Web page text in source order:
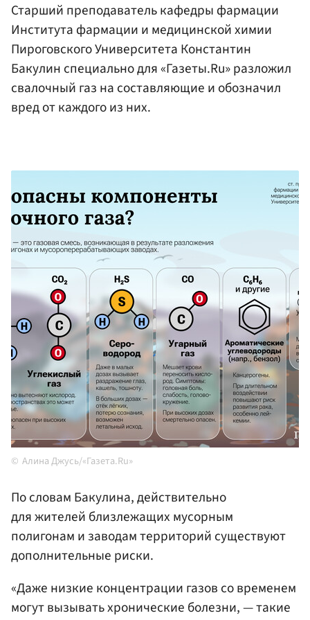
Старший преподаватель кафедры фармации
Института фармации и медицинской химии
Пироговского Университета Константин
Бакулин специально для «Газеты.Ru» разложил
свалочный газ на составляющие и обозначил
вред от каждого из них.
Алина Джусь/«Газета.Ru»
По словам Бакулина, действительно
для жителей близлежащих мусорным
полигонам и заводам территорий существуют
дополнительные риски.
«Даже низкие концентрации газов со временем
могут вызывать хронические болезни, — такие